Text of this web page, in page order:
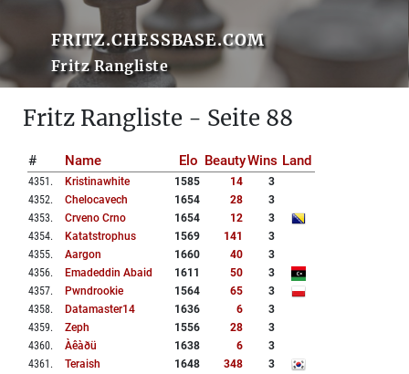
FRITZ.CHESSBASE.COM
Fritz Rangliste
Fritz Rangliste - Seite 88
# Name Elo BeautyWins Land
4351 . Kristinawhite 1585 14
3
4352. Chelocavech 1654 28
3
4353. Crveno Crno 1654 12
3
4354. Katatstrophus 1569 141
3
4355. Aargon 1660 40
3
4356. Emadeddin Abaid 1611 50
3
4357. Pwndrookie 1564 65
3
4358. Datamaster14 1636 6
3
4359. Zeph 1556 28
3
4360. Àêàðü 1638 6
3
4361 . Teraish 1648 348
3